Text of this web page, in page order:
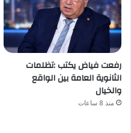
رفعت فياض يكتب :تظلمات
الثانوية العامة بين الواقع
والخيال
منذ 8 ساعات